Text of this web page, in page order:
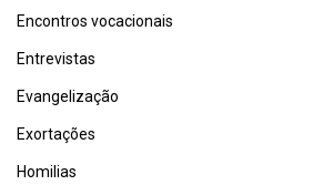
Encontros vocacionais
Entrevistas
Evangelização
Exortações
Homilias